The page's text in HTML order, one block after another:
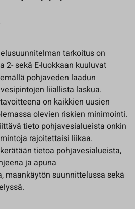
tarkoitus on
2- sekä E-luokkaan kuuluvat
pohjaveden laadun
liiallista laskua.
on kaikkien uusien
olevien riskien minimointi.
tieto pohjavesialueista onkin
rajoitettaisi liikaa.
tietoa pohjavesialueista,
ja apuna
maankäytön suunnittelussa sekä